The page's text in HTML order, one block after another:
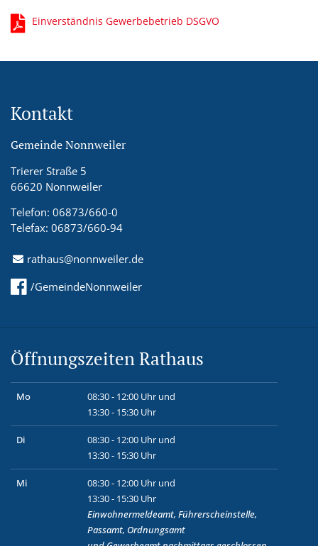
Einverständnis Gewerbebetrieb DSGVO
Kontakt
Gemeinde Nonnweiler
Trierer Straße 5
66620 Nonnweiler
Telefon: 06873/660-0
Telefax: 06873/660-94
rathaus@nonnweiler.de
/GemeindeNonnweiler
Öffnungszeiten Rathaus
Mo
08:30 - 12:00 Uhr und
13:30 - 15:30 Uhr
Di
08:30 - 12:00 Uhr und
13:30 - 15:30 Uhr
Mi
08:30 - 12:00 Uhr und
13:30 - 15:30 Uhr
Einwohnermeldeamt, Führerscheinstelle,
Passamt, Ordnungsamt